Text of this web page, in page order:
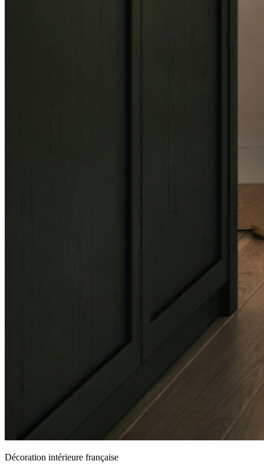
Décoration intérieure française